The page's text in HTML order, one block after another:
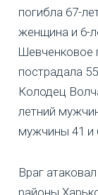
погибла 67-
женщина и 6-
Шевченковое
пострадала
Колодец
летний
мужчины 41 и
Враг
районы